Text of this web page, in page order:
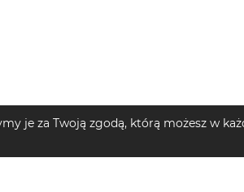
je za Twoją zgodą, którą możesz w